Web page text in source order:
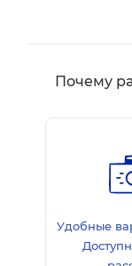
Почему
Удобные